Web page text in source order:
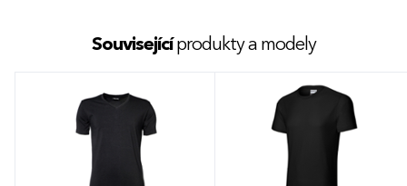
Souvisejícíprodukty a modely